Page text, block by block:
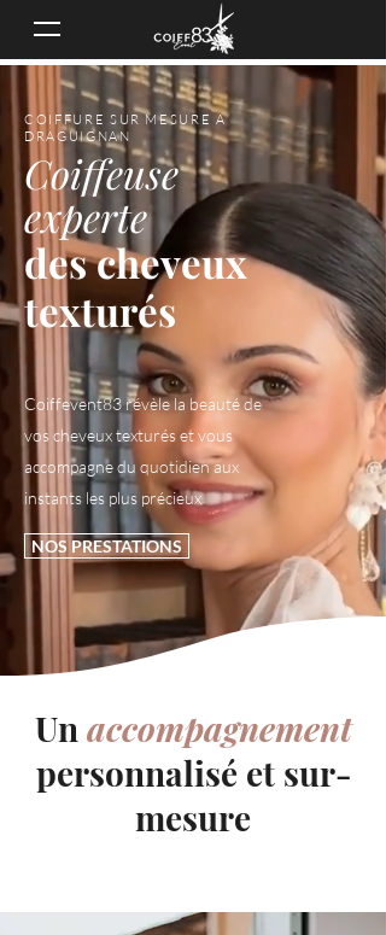
COIFFURE SUR MESURE A
DRAGUIGNAN
Coiffeuse
experte
des cheveux
texturés
Coiffevent83 révèle la beauté de
vos cheveux texturés et vous
accompagne du quotidien aux
instants les plus précieux
NOS PRESTATIONS
Un accompagnement
personnalisé et sur-
mesure